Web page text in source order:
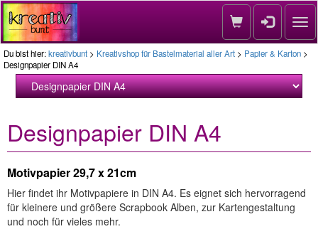
Du bist hier:kreativbunt > Kreativshop für Bastelmaterial aller Art > Papier & Karton >
Designpapier DIN A4
Designpapier DIN A4
Motivpapier 29,7 x 21cm
Hier findet ihr Motivpapiere in DIN A4. Es eignet sich hervorragend
für kleinere und größere Scrapbook Alben, zur Kartengestaltung
und noch für vieles mehr.